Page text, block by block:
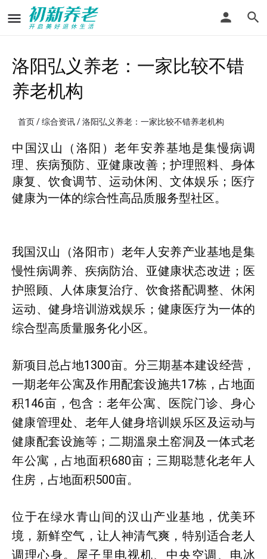
洛阳弘义养老：一家比较不错
养老机构
首页/综合资讯/ 洛阳弘义养老：一家比较不错养老机构
中国汉山（洛阳）老年安养基地是集慢病调
理、疾病预防、亚健康改善；护理照料、身体
康复、饮食调节、运动休闲、文体娱乐；医疗
健康为一体的综合性高品质服务型社区。
我国汉山（洛阳市）老年人安养产业基地是集
慢性病调养、疾病防治、亚健康状态改进；医
护照顾、人体康复治疗、饮食搭配调整、休闲
运动、健身培训游戏娱乐；健康医疗为一体的
综合型高质量服务化小区。
新项目总占地1300亩。分三期基本建设经营，
一期老年公寓及作用配套设施共17栋，占地面
积146亩，包含：老年公寓、医院门诊、身心
健康管理处、老年人健身培训娱乐区及运动与
健康配套设施等；二期溫泉土窑洞及一体式老
年公寓，占地面积680亩；三期聪慧化老年人
住房，占地面积500亩。
位于在绿水青山间的汉山产业基地，优美环
境，新鲜空气，让人神清气爽，特别适合老人
调理心身。屋子里电视机、中央空调、电冰